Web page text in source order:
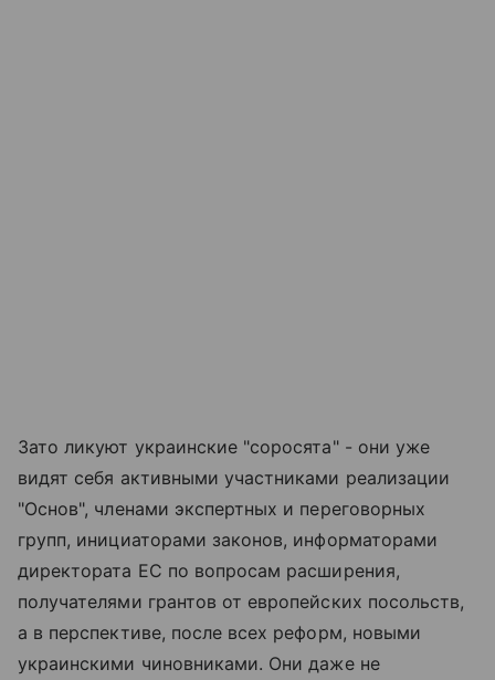
Зато ликуют украинские "соросята" - они уже
видят себя активными участниками реализации
"Основ", членами экспертных и переговорных
групп, инициаторами законов, информаторами
директората ЕС по вопросам расширения,
получателями грантов от европейских посольств,
а в перспективе, после всех реформ, новыми
украинскими чиновниками. Они даже не